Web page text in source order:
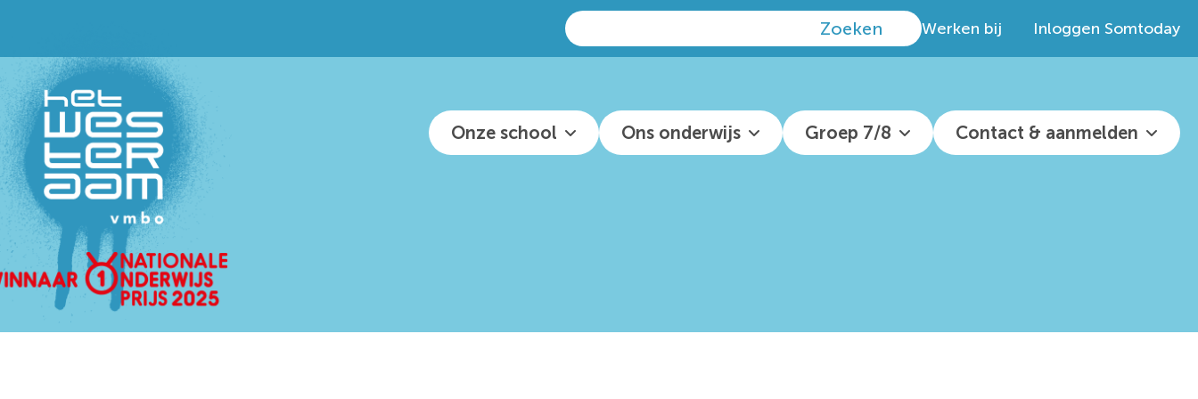
Zoeken
naar:
Werken bij Inloggen Somtoday
Onze school Ons onderwijs Groep 7/8 Contact & aanmelden